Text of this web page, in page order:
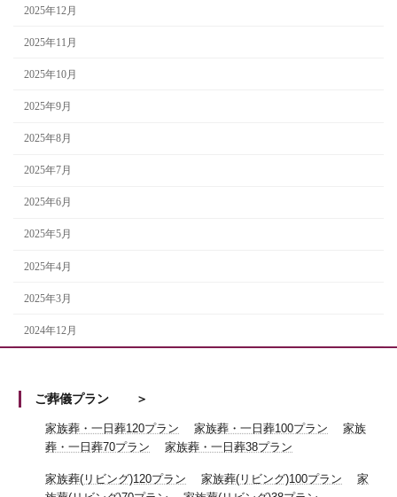
2025年12月
2025年11月
2025年10月
2025年9月
2025年8月
2025年7月
2025年6月
2025年5月
2025年4月
2025年3月
2024年12月
ご葬儀プラン
家族葬・一日葬120プラン 家族葬・一日葬100プラン
家族
葬・一日葬70プラン
家族葬・一日葬38プラン
家族葬(リビング)120プラン 家族葬(リビング)100プラン
家